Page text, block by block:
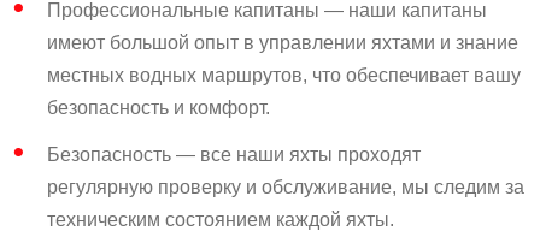
Профессиональные капитаны — наши капитаны
имеют большой опыт в управлении яхтами и знание
местных водных маршрутов, что обеспечивает вашу
безопасность и комфорт.
Безопасность — все наши яхты проходят
регулярную проверку и обслуживание, мы следим за
техническим состоянием каждой яхты.